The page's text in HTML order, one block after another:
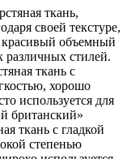
ткань,
своей текстуре,
красивый объемный
стилей.
ткань с
хорошо
используется для
британский»
ткань с гладкой
степенью